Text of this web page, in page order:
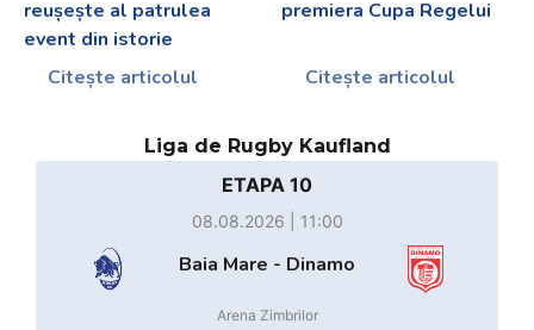
reușește al patrulea
event din istorie
Citește articolul
premiera Cupa Regelui
Citește articolul
Liga de Rugby Kaufland
ETAPA 10
08.08.2026 | 11:00
Baia Mare - Dinamo
Arena Zimbrilor